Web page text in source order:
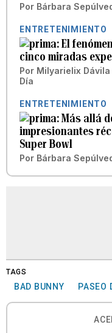
Por Bárbara
ENTRETENIMIENTO
El
cinco miradas
Por Milyarielix Dávila
Día
ENTRETENIMIENTO
Más allá
impresionantes
Super Bowl
Por Bárbara
TAGS
BAD BUNNY PASEO